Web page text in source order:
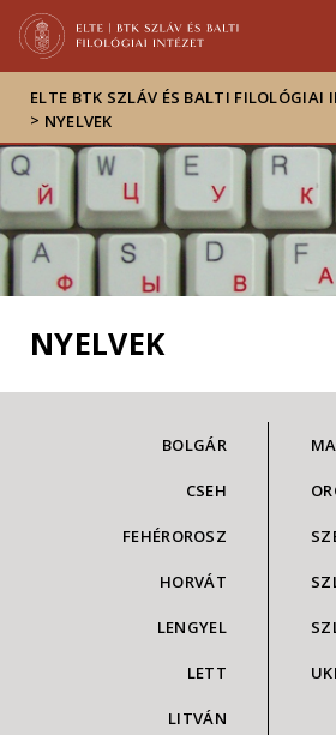
Hírek
Események
ELTE a
sajtóban
ELTE BTK SZLÁV ÉS BALTI FILOLÓGIAI
> NYELVEK
NYELVEK
BOLGÁR
CSEH
FEHÉROROSZ
HORVÁT
LENGYEL
LETT
LITVÁN